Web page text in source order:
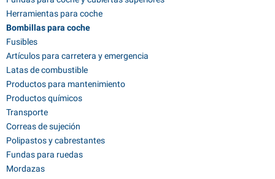
Herramientas para coche
Bombillas para coche
Fusibles
Artículos para carretera y emergencia
Latas de combustible
Productos para mantenimiento
Productos químicos
Transporte
Correas de sujeción
Polipastos y cabrestantes
Fundas para ruedas
Mordazas